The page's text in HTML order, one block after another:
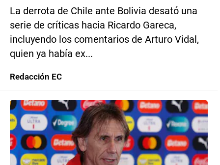
La derrota de Chile ante Bolivia desató una
serie de críticas hacia Ricardo Gareca,
incluyendo los comentarios de Arturo Vidal,
quien ya había ex...
Redacción EC